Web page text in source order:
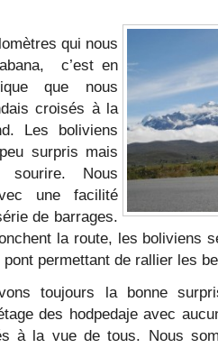
qui nous
c’est en
que nous
croisés à la
Les boliviens
surpris mais
Nous
une facilité
de barrages.
la route, les boliviens
pont permettant de rallier les
toujours la bonne
des hodpedaje avec
à la vue de tous. Nous